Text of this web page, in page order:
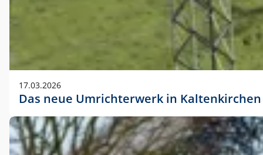
17.03.2026
Das neue Umrichterwerk in Kaltenkirchen